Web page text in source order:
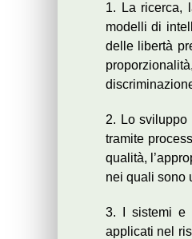
1. La ricerca,
modelli di
delle libertà
2. Lo
tramite
qualità,
nei quali sono
3. I sistemi e
applicati nel